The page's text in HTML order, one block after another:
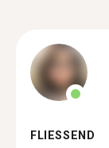
FLIESSEND